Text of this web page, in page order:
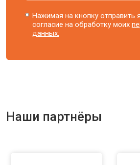
Нажимая на кнопку отправить
согласие на обработку моих
данных.
Наши партнёры